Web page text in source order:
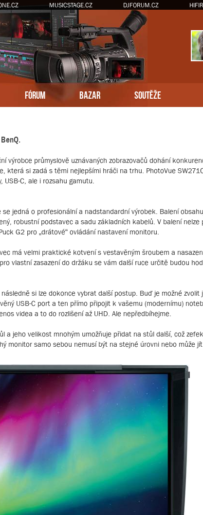
MUSICSTAGE.CZ DJFORUM.CZ
FÓRUM BAZAR SOUTĚŽE
výrobce průmyslově uznávaných zobrazovačů dohání
která si zadá s těmi nejlepšími hráči na trhu. PhotoVue
C, ale i rozsahu gamutu.
jedná o profesionální a nadstandardní výrobek. Balení
robustní podstavec a sadu základních kabelů. V balení
G2 pro „drátové“ ovládání nastavení monitoru.
má velmi praktické kotvení s vestavěným šroubem a
vlastní zasazení do držáku se vám další ruce určitě budou
si lze dokonce vybrat další postup. Buď je možné
USB-C port a ten přímo připojit k vašemu (modernímu)
videa a to do rozlišení až UHD. Ale nepředbíhejme.
a jeho velikost mnohým umožňuje přidat na stůl další, což
monitor samo sebou nemusí být na stejné úrovni nebo může